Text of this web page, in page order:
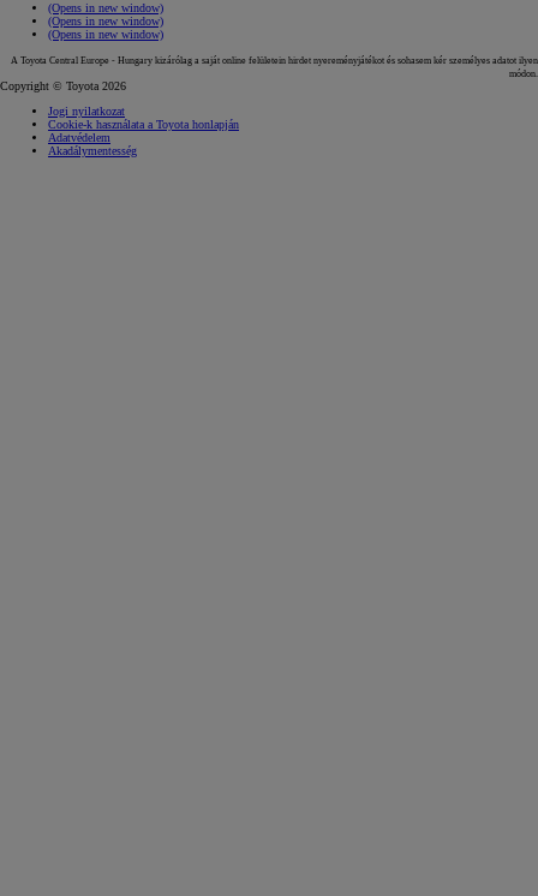
(Opens in new window)
(Opens in new window)
(Opens in new window)
A Toyota Central Europe - Hungary kizárólag a saját online felületein hirdet nyereményjátékot és sohasem kér személyes adatot ilyen
módon.
Copyright © Toyota 2026
Jogi nyilatkozat
Cookie-k használata a Toyota honlapján
Adatvédelem
Akadálymentesség